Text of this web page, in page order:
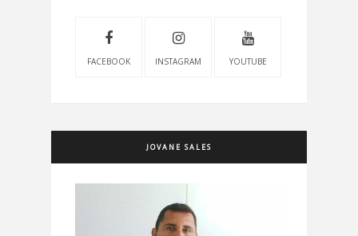
FACEBOOK INSTAGRAM YOUTUBE
JOVANE SALES